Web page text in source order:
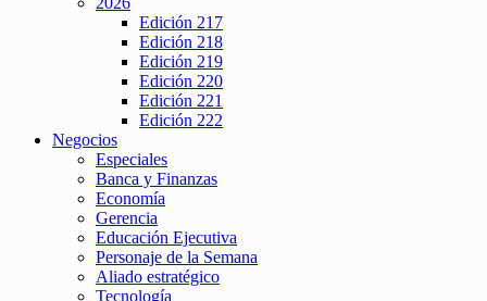
Edición 217
Edición 218
Edición 219
Edición 220
Edición 221
Edición 222
Negocios
Especiales
Banca y Finanzas
Economía
Gerencia
Educación Ejecutiva
Personaje de la Semana
Aliado estratégico
Tecnología